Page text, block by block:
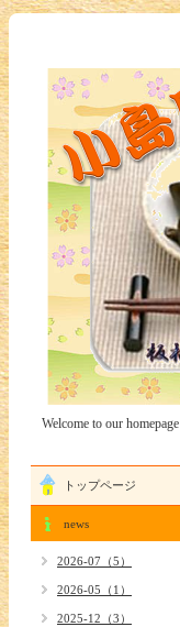
Welcome to our homepage
トップページ
news
2026-07（5）
2026-05（1）
2025-12（3）